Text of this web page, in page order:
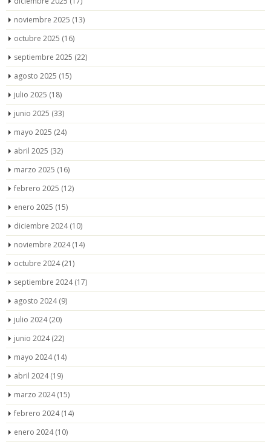
noviembre 2025 (13)
octubre 2025 (16)
septiembre 2025 (22)
agosto 2025 (15)
julio 2025 (18)
junio 2025 (33)
mayo 2025 (24)
abril 2025 (32)
marzo 2025 (16)
febrero 2025 (12)
enero 2025 (15)
diciembre 2024(10)
noviembre 2024(14)
octubre 2024(21)
septiembre 2024(17)
agosto 2024(9)
julio 2024(20)
junio 2024(22)
mayo 2024(14)
abril 2024(19)
marzo 2024(15)
febrero 2024(14)
enero 2024(10)